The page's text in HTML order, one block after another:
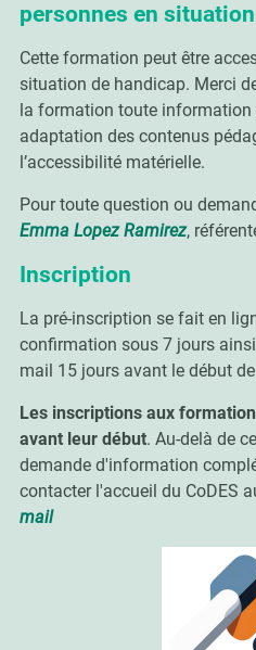
personnes en
Cette formation peut être
situation de handicap. Merci
la formation toute information
adaptation des contenus
l’accessibilité matérielle.
Pour toute question ou
Emma Lopez Ramirez,
Inscription
La pré-inscription se fait en
confirmation sous 7 jours
mail 15 jours avant le début
Les inscriptions aux
avant leur début. Au-delà de
demande d'information
contacter l'accueil du CoDES
mail